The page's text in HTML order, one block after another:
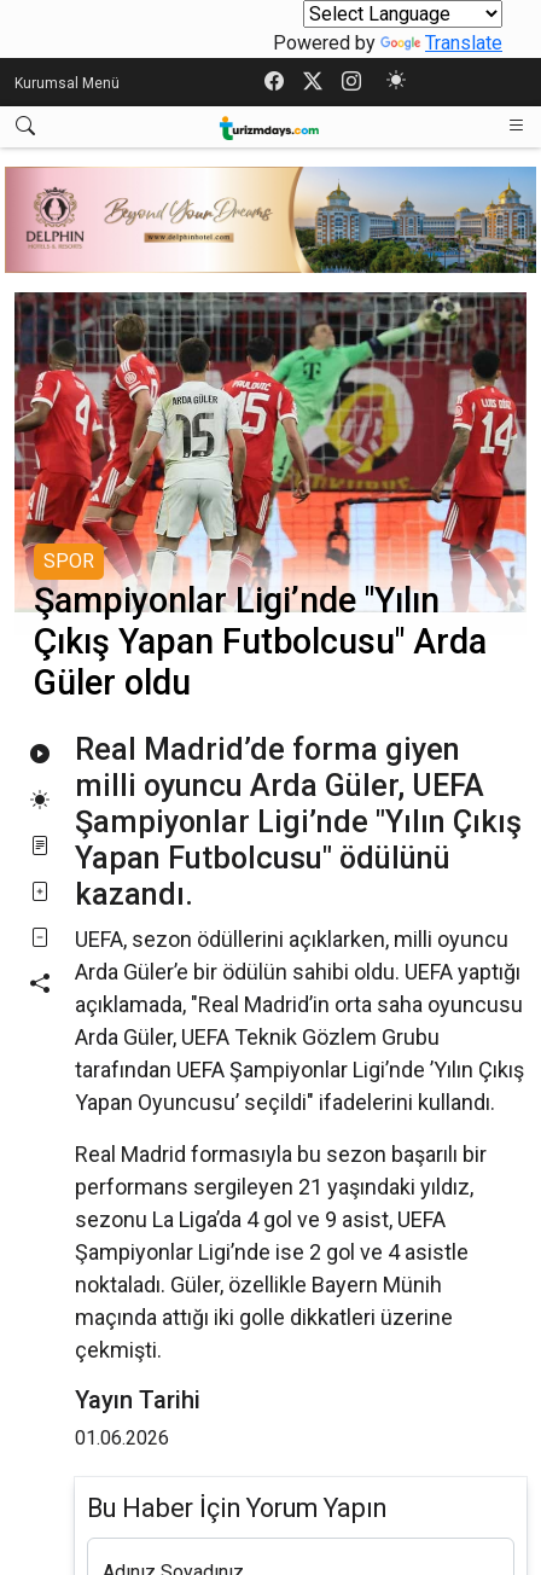
Powered by Translate
Kurumsal Menü
SPOR
Şampiyonlar Ligi’nde "Yılın
Çıkış Yapan Futbolcusu" Arda
Güler oldu
Real Madrid’de forma giyen
milli oyuncu Arda Güler, UEFA
Şampiyonlar Ligi’nde "Yılın Çıkış
Yapan Futbolcusu" ödülünü
kazandı.
UEFA, sezon ödüllerini açıklarken, milli oyuncu
Arda Güler’e bir ödülün sahibi oldu. UEFA yaptığı
açıklamada, "Real Madrid’in orta saha oyuncusu
Arda Güler, UEFA Teknik Gözlem Grubu
tarafından UEFA Şampiyonlar Ligi’nde ’Yılın Çıkış
Yapan Oyuncusu’ seçildi" ifadelerini kullandı.
Real Madrid formasıyla bu sezon başarılı bir
performans sergileyen 21 yaşındaki yıldız,
sezonu La Liga’da 4 gol ve 9 asist, UEFA
Şampiyonlar Ligi’nde ise 2 gol ve 4 asistle
noktaladı. Güler, özellikle Bayern Münih
maçında attığı iki golle dikkatleri üzerine
çekmişti.
Yayın Tarihi
01.06.2026
Bu Haber İçin Yorum Yapın